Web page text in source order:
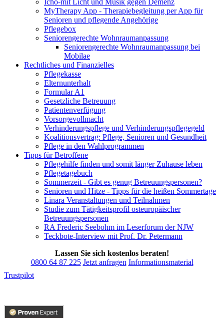
Ichó-mit Licht und Musik gegen Demenz
MyTherapy App - Therapiebegleitung per App für
Senioren und pflegende Angehörige
Pflegebox
Seniorengerechte Wohnraumanpassung
Seniorengerechte Wohnraumanpassung bei
Mobilae
Rechtliches und Finanzielles
Pflegekasse
Elternunterhalt
Formular A1
Gesetzliche Betreuung
Patientenverfügung
Vorsorgevollmacht
Verhinderungspflege und Verhinderungspflegegeld
Koalitionsvertrag: Pflege, Senioren und Gesundheit
Pflege in den Wahlprogrammen
Tipps für Betroffene
Pflegehilfe finden und somit länger Zuhause leben
Pflegetagebuch
Sommerzeit - Gibt es genug Betreuungspersonen?
Senioren und Hitze - Tipps für die heißen Sommertage
Linara Veranstaltungen und Teilnahmen
Studie zum Tätigkeitsprofil osteuropäischer
Betreuungspersonen
RA Frederic Seebohm im Leserforum der NJW
Teckbote-Interview mit Prof. Dr. Petermann
Lassen Sie sich kostenlos beraten!
0800 64 87 225 Jetzt anfragen Informationsmaterial
Trustpilot